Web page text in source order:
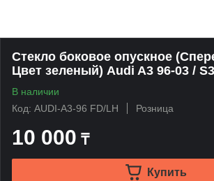
Стекло боковое опускное
Цвет зеленый) Audi A3 96-03 /
В наличии
Код: AUDI-A3-96 FD/LH
Розница
10 000 ₸
Купить